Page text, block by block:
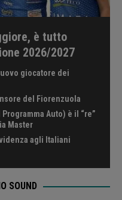
è tutto
2026/2027
giocatore dei
del Fiorenzuola
Auto) è il “re”
Master
agli Italiani
SOUND